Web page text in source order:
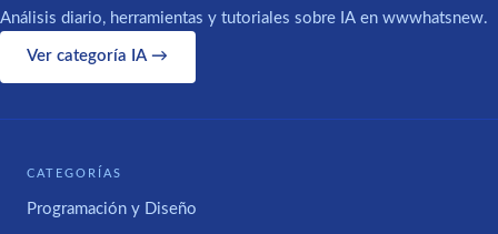
Análisis diario, herramientas y tutoriales sobre IA en wwwhatsnew.
Ver categoría IA →
CATEGORÍAS
Programación y Diseño